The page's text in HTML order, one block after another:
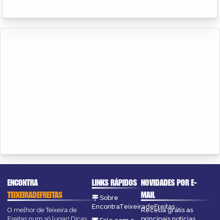
ENCONTRA
TEIXEIRADEFREITAS
O melhor de Teixeira de
LINKS RÁPIDOS
Sobre
EncontraTeixeiradeFreitas
NOVIDADES POR E-
MAIL
Receba grátis as